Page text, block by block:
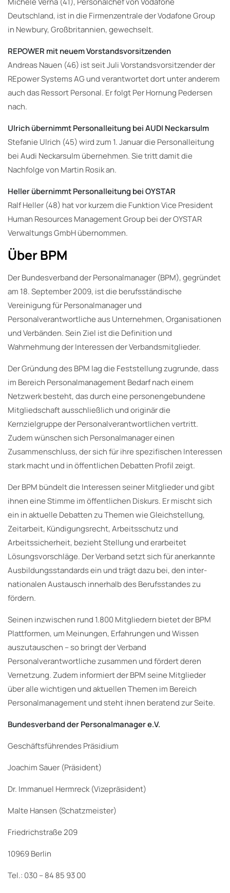
Deutschland, ist in die Firmenzentrale der Vodafone Group
in Newbury, Großbritannien, gewechselt.
REPOWER mit neuem Vorstandsvorsitzenden
Andreas Nauen (46) ist seit Juli Vorstandsvorsitzender der
REpower Systems AG und verantwortet dort unter anderem
auch das Ressort Personal. Er folgt Per Hornung Pedersen
nach.
Ulrich übernimmt Personalleitung bei AUDI Neckarsulm
Stefanie Ulrich (45) wird zum 1. Januar die Personalleitung
bei Audi Neckarsulm übernehmen. Sie tritt damit die
Nachfolge von Martin Rosik an.
Heller übernimmt Personalleitung bei OYSTAR
Ralf Heller (48) hat vor kurzem die Funktion Vice President
Human Resources Management Group bei der OYSTAR
Verwaltungs GmbH übernommen.
Über BPM
Der Bundesverband der Personalmanager (BPM), gegründet
am 18. September 2009, ist die berufsständische
Vereinigung für Personalmanager und
Personalverantwortliche aus Unternehmen, Organisationen
und Verbänden. Sein Ziel ist die Definition und
Wahrnehmung der Interessen der Verbandsmitglieder.
Der Gründung des BPM lag die Feststellung zugrunde, dass
im Bereich Personalmanagement Bedarf nach einem
Netzwerk besteht, das durch eine personengebundene
Mitgliedschaft ausschließlich und originär die
Kernzielgruppe der Personalverantwortlichen vertritt.
Zudem wünschen sich Personalmanager einen
Zusammenschluss, der sich für ihre spezifischen Interessen
stark macht und in öffentlichen Debatten Profil zeigt.
Der BPM bündelt die Interessen seiner Mitglieder und gibt
ihnen eine Stimme im öffentlichen Diskurs. Er mischt sich
ein in aktuelle Debatten zu Themen wie Gleichstellung,
Zeitarbeit, Kündigungsrecht, Arbeitsschutz und
Arbeitssicherheit, bezieht Stellung und erarbeitet
Lösungsvorschläge. Der Verband setzt sich für anerkannte
Ausbildungsstandards ein und trägt dazu bei, den in­ter­
natio­nalen Austausch innerhalb des Berufsstandes zu
fördern.
Seinen inzwischen rund 1.800 Mitgliedern bietet der BPM
Plattformen, um Meinungen, Erfahrungen und Wissen
auszutauschen – so bringt der Verband
Personalverantwortliche zusammen und fördert deren
Vernetzung. Zudem informiert der BPM seine Mitglieder
über alle wichtigen und aktuellen Themen im Bereich
Personalmanagement und steht ihnen beratend zur Seite.
Bundesverband der Personalmanager e.V.
Geschäftsführendes Präsidium
Joachim Sauer (Präsident)
Dr. Immanuel Hermreck (Vizepräsident)
Malte Hansen (Schatzmeister)
Friedrichstraße 209
10969 Berlin
Tel.: 030 – 84 85 93 00